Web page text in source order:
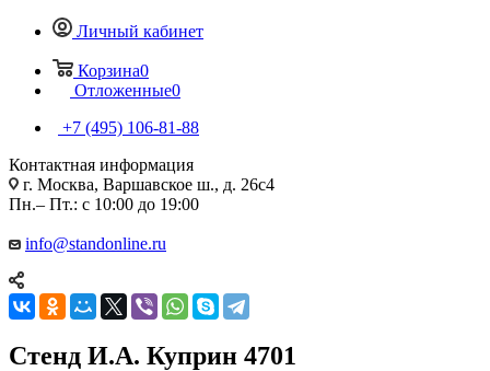
Личный кабинет
Корзина0
Отложенные0
+7 (495) 106-81-88
Контактная информация
г. Москва, Варшавское ш., д. 26с4
Пн.– Пт.: с 10:00 до 19:00
info@standonline.ru
Стенд И.А. Куприн 4701